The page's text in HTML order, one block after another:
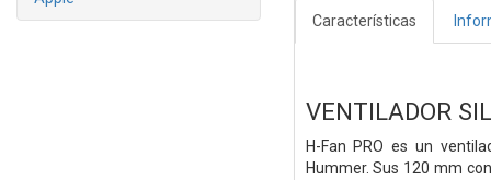
Características
VENTILADOR
H-Fan PRO es un
Hummer. Sus 120 mm